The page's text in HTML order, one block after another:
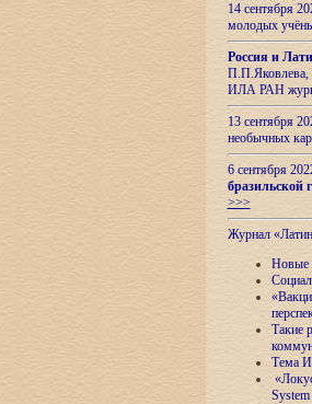
14 сентября
молодых
Россия и
П.П.Яковлева,
ИЛА РАН
13 сентября
необычных
6 сентября
бразильской
>>>
Журнал
Новые
Такие
Тема